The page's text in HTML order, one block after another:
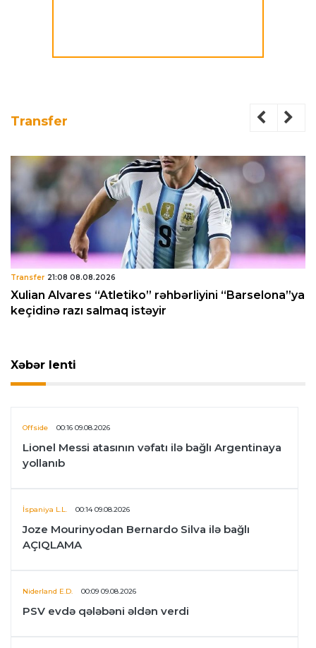
Transfer
Transfer 21:08 08.08.2026
Xulian Alvares “Atletiko” rəhbərliyini “Barselona”ya
keçidinə razı salmaq istəyir
Xəbər lenti
Offside 00:16 09.08.2026
Lionel Messi atasının vəfatı ilə bağlı Argentinaya
yollanıb
İspaniya L.L. 00:14 09.08.2026
Joze Mourinyodan Bernardo Silva ilə bağlı
AÇIQLAMA
Niderland E.D. 00:09 09.08.2026
PSV evdə qələbəni əldən verdi